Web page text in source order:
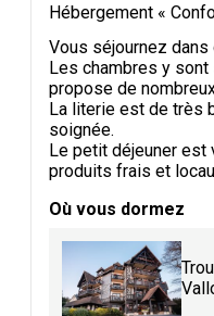
Hébergement «
Vous séjournez
Les chambres y
propose de
La literie est de très
soignée.
Le petit déjeuner est
produits frais et
Où vous dormez